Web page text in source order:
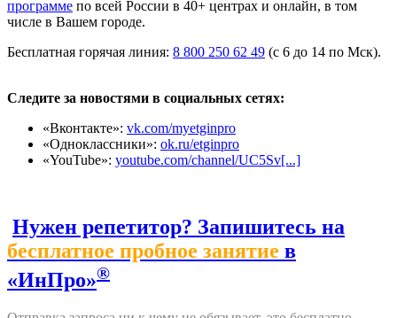
программе по всей России в 40+ центрах и онлайн, в том
числе в Вашем городе.
Бесплатная горячая линия: 8 800 250 62 49 (с 6 до 14 по Мск).
Следите за новостями в социальных сетях:
«Вконтакте»: vk.com/myetginpro
«Одноклассники»: ok.ru/etginpro
«YouTube»: youtube.com/channel/UC5Sv[...]
Нужен репетитор? Запишитесь на
бесплатное пробное занятие в
«ИнПро»®